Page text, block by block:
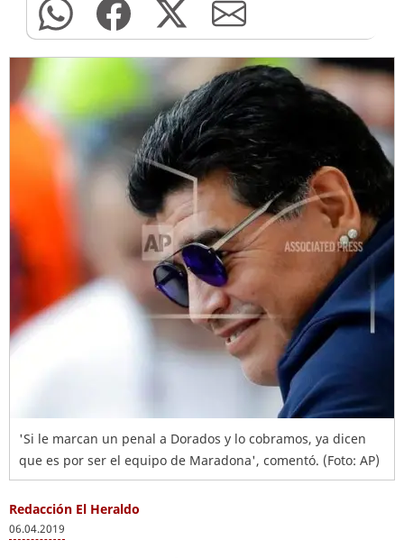
'Si le marcan un penal a Dorados y lo cobramos, ya dicen
que es por ser el equipo de Maradona', comentó. (Foto: AP)
Redacción El Heraldo
06.04.2019